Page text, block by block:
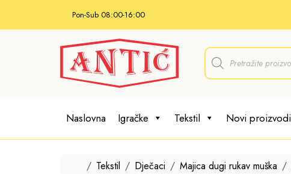
Pon-Sub 08:00-16:00
P
d
s
e
c
Naslovna Igračke Tekstil Novi proizvodi
HomeTekstil Dječaci Majica dugi rukav muška